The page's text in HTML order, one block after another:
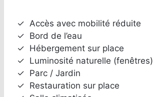
✓ Accès avec mobilité réduite
✓ Bord de l’eau
✓ Hébergement sur place
✓ Luminosité naturelle (fenêtres)
✓ Parc / Jardin
✓ Restauration sur place